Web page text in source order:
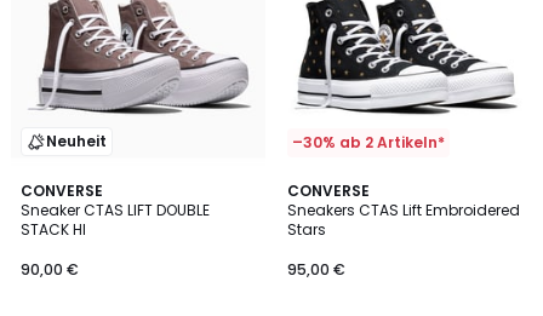
Neuheit
CONVERSE
Sneaker CTAS LIFT DOUBLE
STACK HI
90,00 €
–30% ab 2 Artikeln*
CONVERSE
Sneakers CTAS Lift Embroidered
Stars
95,00 €
3
/
5